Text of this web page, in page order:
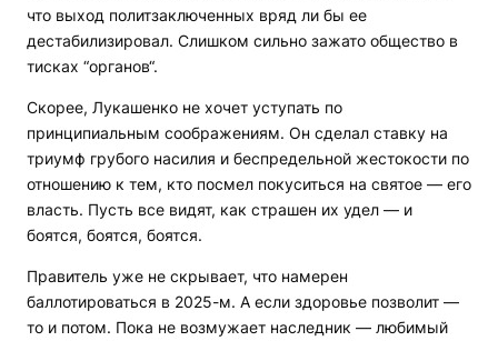
что выход политзаключенных вряд ли бы ее
дестабилизировал. Слишком сильно зажато общество в
тисках “органов“.
Скорее, Лукашенко не хочет уступать по
принципиальным соображениям. Он сделал ставку на
триумф грубого насилия и беспредельной жестокости по
отношению к тем, кто посмел покуситься на святое — его
власть. Пусть все видят, как страшен их удел — и
боятся, боятся, боятся.
Правитель уже не скрывает, что намерен
баллотироваться в 2025-м. А если здоровье позволит —
то и потом. Пока не возмужает наследник — любимый